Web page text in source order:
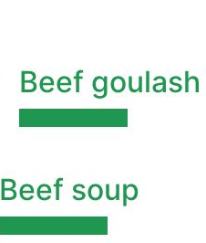
Beef goulash
Beef soup